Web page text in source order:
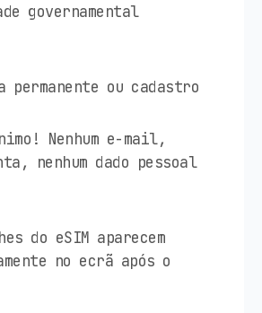
governamental
permanente ou cadastro
Nenhum e-mail,
nenhum dado pessoal
do eSIM aparecem
no ecrã após o